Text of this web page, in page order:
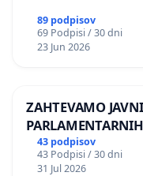
89 podpisov
69 Podpisi / 30 dni
23 Jun 2026
ZAHTEVAMO
ILEGALNI
43 podpisov
43 Podpisi / 30 dni
31 Jul 2026